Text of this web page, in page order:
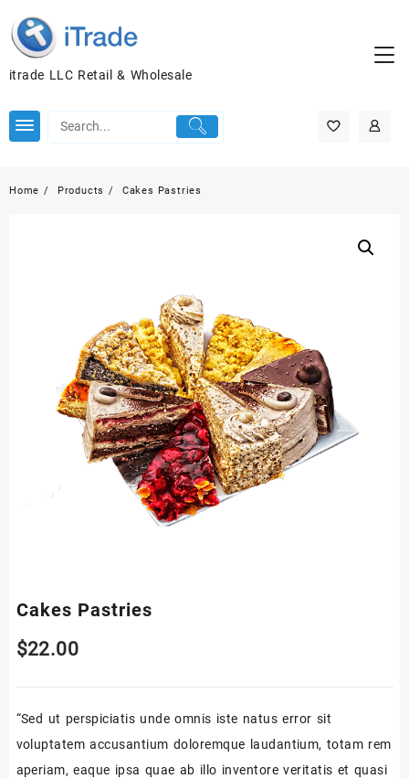
itrade LLC Retail & Wholesale
Home Products Cakes Pastries
Cakes Pastries
$22.00
“Sed ut perspiciatis unde omnis iste natus error sit
voluptatem accusantium doloremque laudantium, totam rem
aperiam, eaque ipsa quae ab illo inventore veritatis et quasi